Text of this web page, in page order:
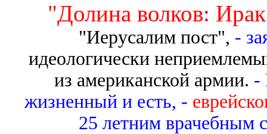
"Долина волков:
"Иерусалим пост", -
идеологически
из американской армии. -
жизненный и есть, -
25 летним врачебным